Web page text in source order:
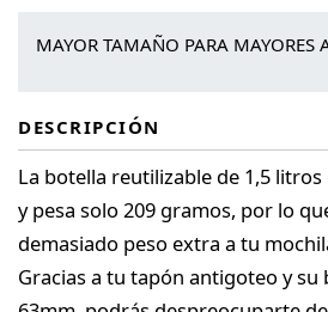
MAYOR TAMAÑO PARA MAYORES
DESCRIPCIÓN
La botella reutilizable de 1,5
y pesa solo 209 gramos, por lo
demasiado peso extra a tu
Gracias a tu tapón antigoteo y su